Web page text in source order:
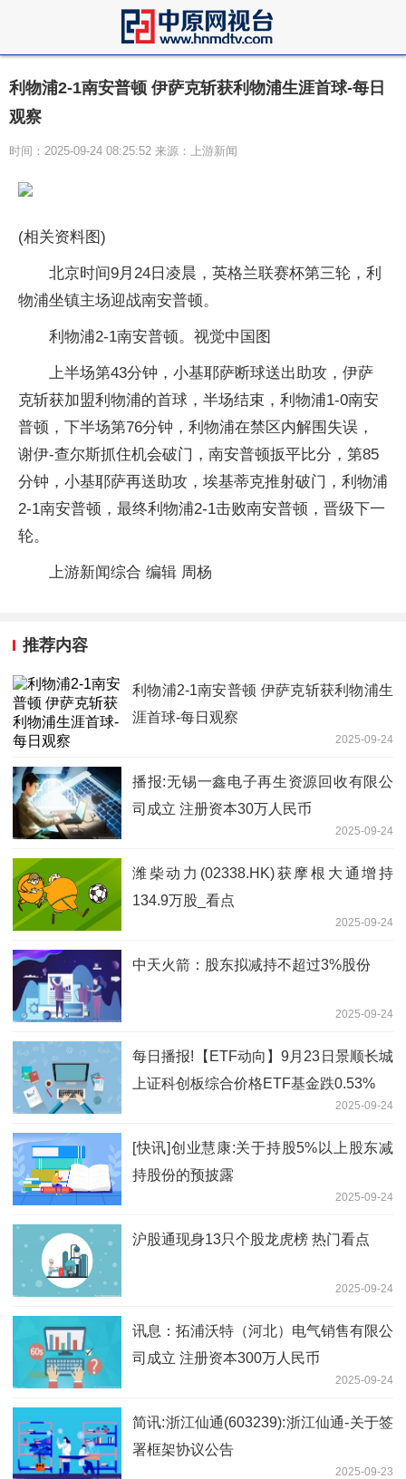
利物浦2-1南安普顿 伊萨克斩获利物浦生涯首球-每日
观察
时间：2025-09-24 08:25:52 来源：上游新闻
(相关资料图)
北京时间9月24日凌晨，英格兰联赛杯第三轮，利
物浦坐镇主场迎战南安普顿。
利物浦2-1南安普顿。视觉中国图
上半场第43分钟，小基耶萨断球送出助攻，伊萨
克斩获加盟利物浦的首球，半场结束，利物浦1-0南安
普顿，下半场第76分钟，利物浦在禁区内解围失误，
谢伊-查尔斯抓住机会破门，南安普顿扳平比分，第85
分钟，小基耶萨再送助攻，埃基蒂克推射破门，利物浦
2-1南安普顿，最终利物浦2-1击败南安普顿，晋级下一
轮。
上游新闻综合 编辑 周杨
推荐内容
利物浦2-1南安普顿 伊萨克斩获利物浦生
涯首球-每日观察
2025-09-24
播报:无锡一鑫电子再生资源回收有限公
司成立 注册资本30万人民币
2025-09-24
潍柴动力(02338.HK)获摩根大通增持
134.9万股_看点
2025-09-24
中天火箭：股东拟减持不超过3%股份
2025-09-24
每日播报!【ETF动向】9月23日景顺长城
上证科创板综合价格ETF基金跌0.53%
2025-09-24
[快讯]创业慧康:关于持股5%以上股东减
持股份的预披露
2025-09-24
沪股通现身13只个股龙虎榜 热门看点
2025-09-24
讯息：拓浦沃特（河北）电气销售有限公
司成立 注册资本300万人民币
2025-09-24
简讯:浙江仙通(603239):浙江仙通-关于签
署框架协议公告
2025-09-23